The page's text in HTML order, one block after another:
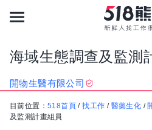
海域生態調查及監測
開物生醫有限公司
目前位置： 518首頁 /找工作 / 醫藥生化 /
及監測計畫組員